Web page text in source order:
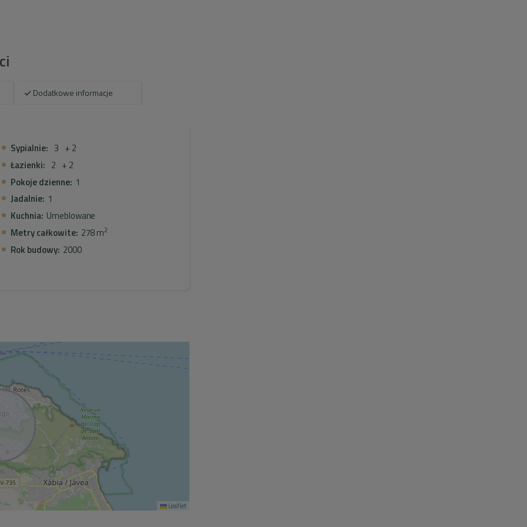
jadalnię, z której możemy podziwiać piękne
wanną.
i kolejną sypialnią. Na tym piętrze mamy
z łazienką en-suite, sypialnia dwuosobowa,
konstrukcji z ładnym jacuzzi, wraz z dużym
cieszyć się dużym ogrodem.
na oglądanie już dziś!
Dodatkowe informacje
Sypialnie: 3 + 2
Łazienki: 2 + 2
Pokoje dzienne: 1
Jadalnie: 1
Kuchnia: Umeblowane
Metry całkowite: 278 m2
Rok budowy: 2000
Leaflet